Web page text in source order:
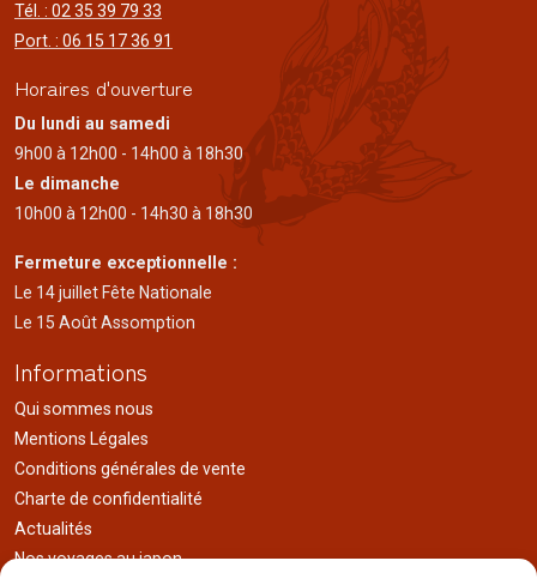
Tél. : 02 35 39 79 33
Port. : 06 15 17 36 91
Horaires d'ouverture
Du lundi au samedi
9h00 à 12h00 - 14h00 à 18h30
Le dimanche
10h00 à 12h00 - 14h30 à 18h30
Fermeture exceptionnelle :
Le 14 juillet Fête Nationale
Le 15 Août Assomption
Informations
Qui sommes nous
Mentions Légales
Conditions générales de vente
Charte de confidentialité
Actualités
Nos voyages au japon